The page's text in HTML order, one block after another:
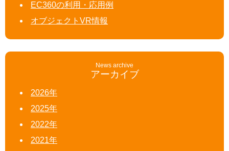
EC360の利用・応用例
オブジェクトVR情報
News archive
アーカイブ
2026年
2025年
2022年
2021年